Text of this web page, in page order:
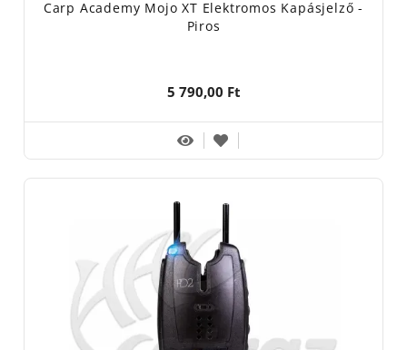
Carp Academy Mojo XT Elektromos Kapásjelző -
Piros
5 790,00 Ft